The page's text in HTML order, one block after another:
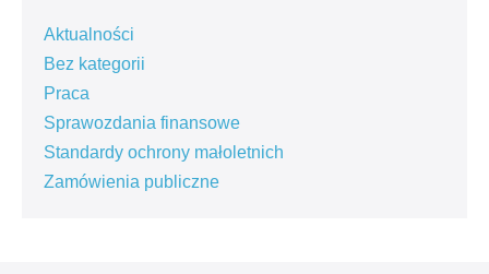
Aktualności
Bez kategorii
Praca
Sprawozdania finansowe
Standardy ochrony małoletnich
Zamówienia publiczne